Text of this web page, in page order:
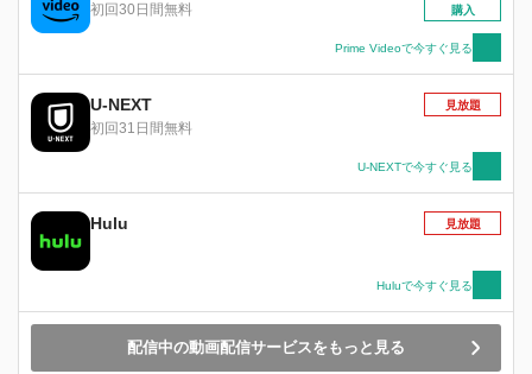
初回30日間無料
購入
Prime Videoで今すぐ見る
U-NEXT
初回31日間無料
見放題
U-NEXTで今すぐ見る
Hulu 見放題
Huluで今すぐ見る
配信中の動画配信サービスをもっと見る